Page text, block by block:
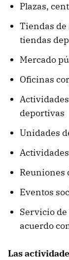
Plazas,
Tiendas
tiendas
Mercado
Oficinas
deportivas
Unidades
Reuniones
Eventos
Servicio
acuerdo
Las